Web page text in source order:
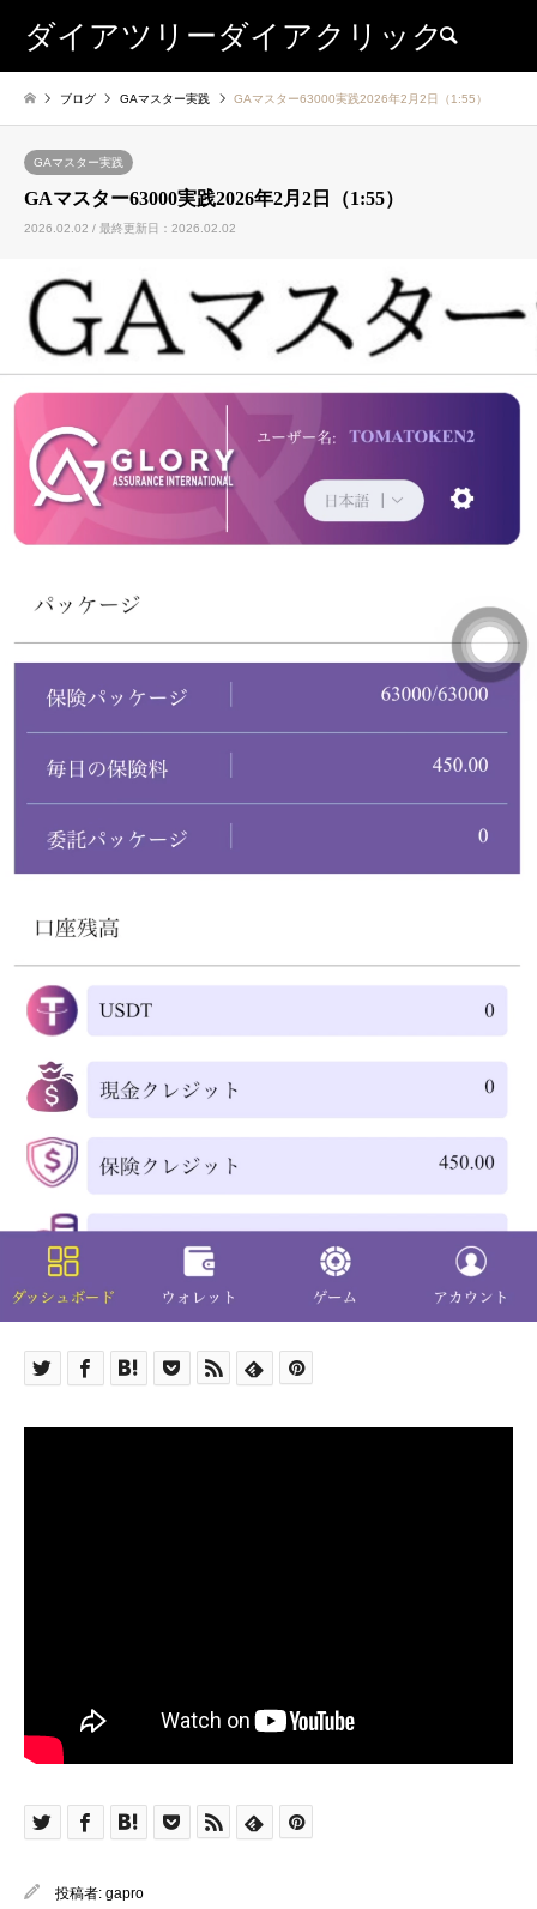
ダイアツリーダイアクリック
ブログ GAマスター実践 GAマスター63000実践2026年2月2日（1:55）
GAマスター実践
GAマスター63000実践2026年2月2日（1:55）
2026.02.02 / 最終更新日：2026.02.02
投稿者: gapro